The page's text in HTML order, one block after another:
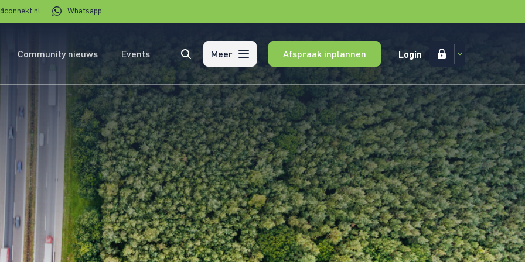
Whatsapp
Community nieuws EventsZoeken Meer Afspraak inplannen Login